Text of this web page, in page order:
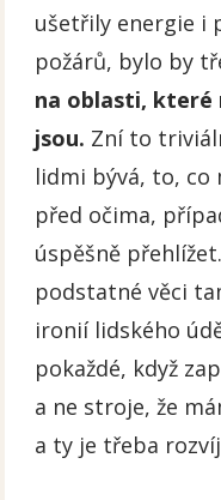
ušetřily energie i
požárů, bylo by
na oblasti, které
jsou. Zní to
lidmi bývá, to, co
před očima,
úspěšně
podstatné věci
ironií lidského
pokaždé, když
a ne stroje, že
a ty je třeba